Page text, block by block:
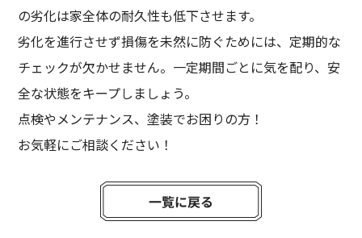
の劣化は家全体の耐久性も低下させます。
劣化を進行させず損傷を未然に防ぐためには、定期的な
チェックが欠かせません。一定期間ごとに気を配り、安
全な状態をキープしましょう。
点検やメンテナンス、塗装でお困りの方！
お気軽にご相談ください！